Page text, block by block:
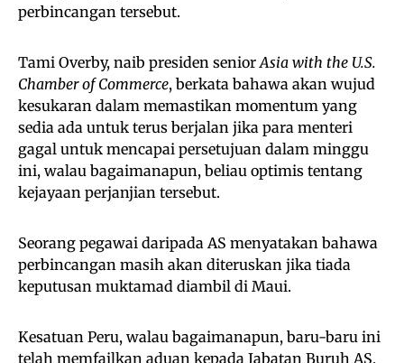
perbincangan tersebut.
Tami Overby, naib presiden senior Asia with the U.S.
Chamber of Commerce, berkata bahawa akan wujud
kesukaran dalam memastikan momentum yang
sedia ada untuk terus berjalan jika para menteri
gagal untuk mencapai persetujuan dalam minggu
ini, walau bagaimanapun, beliau optimis tentang
kejayaan perjanjian tersebut.
Seorang pegawai daripada AS menyatakan bahawa
perbincangan masih akan diteruskan jika tiada
keputusan muktamad diambil di Maui.
Kesatuan Peru, walau bagaimanapun, baru-baru ini
telah memfailkan aduan kepada Jabatan Buruh AS,